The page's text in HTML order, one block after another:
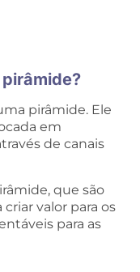
pirâmide. Ele
em
de canais
que são
valor para os
para as